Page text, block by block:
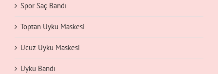
Spor Saç Bandı
Toptan Uyku Maskesi
Ucuz Uyku Maskesi
Uyku Bandı